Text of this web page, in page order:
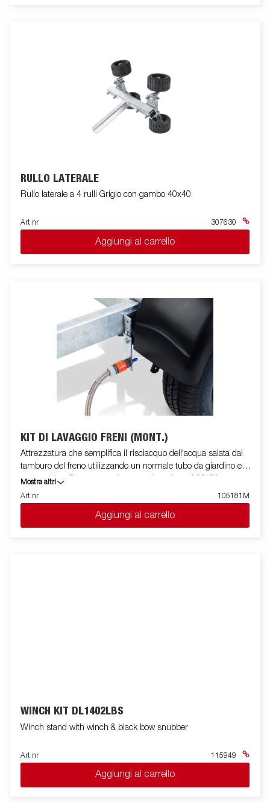
RULLO LATERALE
Rullo laterale a 4 rulli Grigio con gambo 40x40
Art nr 307630
Aggiungi al carrello
KIT DI LAVAGGIO FRENI (MONT.)
Attrezzatura che semplifica il risciacquo dell'acqua salata dal
tamburo del freno utilizzando un normale tubo da giardino e
acqua dolce. Per uno assali per tamburo freno 200x50.
Mostra altri
Art nr
105181M
Aggiungi al carrello
WINCH KIT DL1402LBS
Winch stand with winch & black bow snubber
Art nr 115949
Aggiungi al carrello